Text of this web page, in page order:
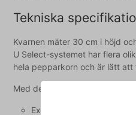
Tekniska
Kvarnen mäter 30 cm i höjd
U Select-systemet har flera
hela pepparkorn och är lätt
Med denna pepparkvarn från
Exakt kontroll över